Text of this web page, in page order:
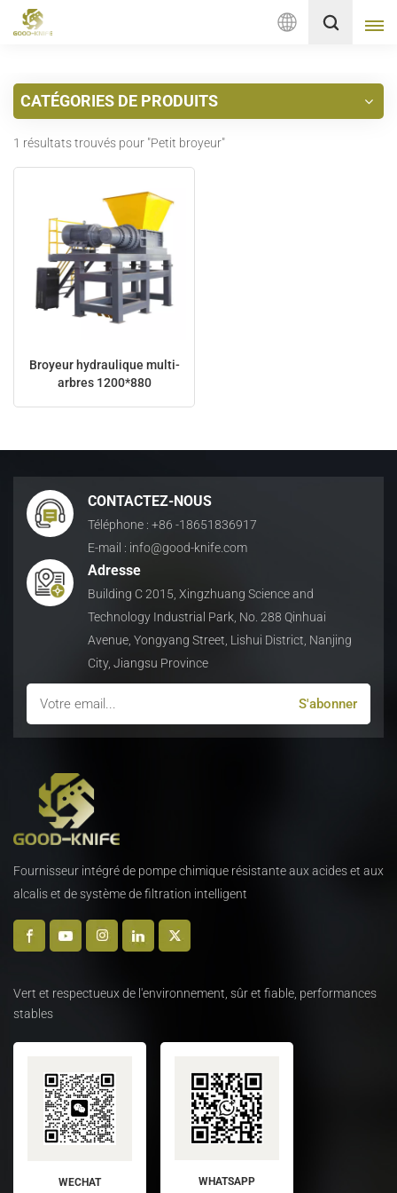
Français
English
français
CATÉGORIES DE PRODUITS
1 résultats trouvés pour "Petit broyeur"
Broyeur hydraulique multi-
arbres 1200*880
CONTACTEZ-NOUS
Téléphone : +86 -18651836917
E-mail : info@good-knife.com
Adresse
Building C 2015, Xingzhuang Science and
Technology Industrial Park, No. 288 Qinhuai
Avenue, Yongyang Street, Lishui District, Nanjing
City, Jiangsu Province
Fournisseur intégré de pompe chimique résistante aux acides et aux
alcalis et de système de filtration intelligent
Vert et respectueux de l'environnement, sûr et fiable, performances
stables
WECHAT WHATSAPP